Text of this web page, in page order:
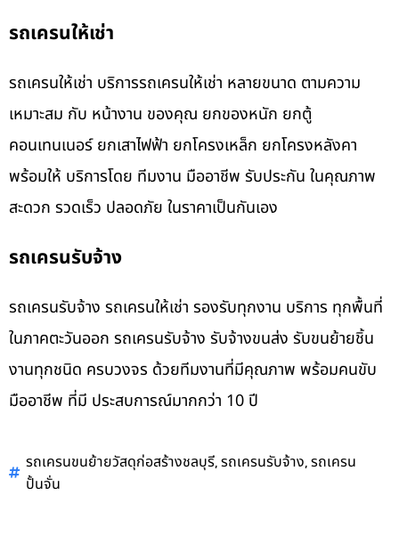
รถเครนให้เช่า
รถเครนให้เช่า บริการรถเครนให้เช่า หลายขนาด ตามความ
เหมาะสม กับ หน้างาน ของคุณ ยกของหนัก ยกตู้
คอนเทนเนอร์ ยกเสาไฟฟ้า ยกโครงเหล็ก ยกโครงหลังคา
พร้อมให้ บริการโดย ทีมงาน มืออาชีพ รับประกัน ในคุณภาพ
สะดวก รวดเร็ว ปลอดภัย ในราคาเป็นกันเอง
รถเครนรับจ้าง
รถเครนรับจ้าง รถเครนให้เช่า รองรับทุกงาน บริการ ทุกพื้นที่
ในภาคตะวันออก รถเครนรับจ้าง รับจ้างขนส่ง รับขนย้ายชิ้น
งานทุกชนิด ครบวงจร ด้วยทีมงานที่มีคุณภาพ พร้อมคนขับ
มืออาชีพ ที่มี ประสบการณ์มากกว่า 10 ปี
รถเครนขนย้ายวัสดุก่อสร้างชลบุรี,รถเครนรับจ้าง,รถเครน
ปั้นจั่น